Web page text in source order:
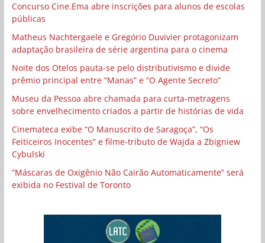
Concurso Cine.Ema abre inscrições para alunos de escolas
públicas
Matheus Nachtergaele e Gregório Duvivier protagonizam
adaptação brasileira de série argentina para o cinema
Noite dos Otelos pauta-se pelo distributivismo e divide
prêmio principal entre “Manas” e “O Agente Secreto”
Museu da Pessoa abre chamada para curta-metragens
sobre envelhecimento criados a partir de histórias de vida
Cinemateca exibe “O Manuscrito de Saragoça”, “Os
Feiticeiros Inocentes” e filme-tributo de Wajda a Zbigniew
Cybulski
“Máscaras de Oxigênio Não Cairão Automaticamente” será
exibida no Festival de Toronto